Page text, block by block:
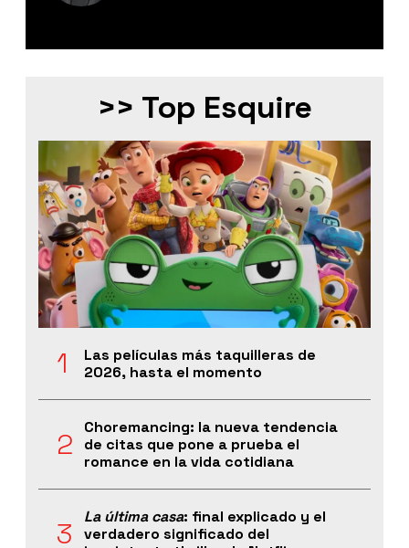
>> Top Esquire
Las películas más taquilleras de
2026, hasta el momento
Choremancing: la nueva tendencia
de citas que pone a prueba el
romance en la vida cotidiana
La última casa: final explicado y el
verdadero significado del